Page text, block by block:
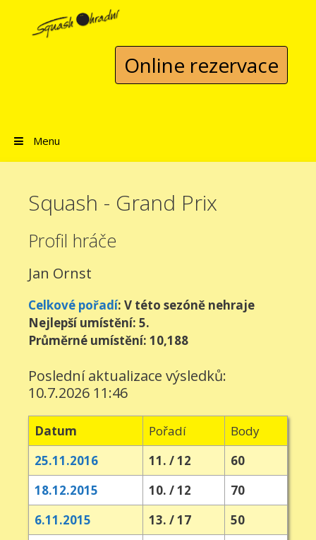
Přeskočit na obsah
Online rezervace
Menu
Squash - Grand Prix
Profil hráče
Jan Ornst
Celkové pořadí: V této sezóně nehraje
Nejlepší umístění: 5.
Průměrné umístění: 10,188
Poslední aktualizace výsledků:
10.7.2026 11:46
Datum Pořadí
Body
25.11.2016
11. / 12
60
18.12.2015
10. / 12
70
6.11.2015
13. / 17
50